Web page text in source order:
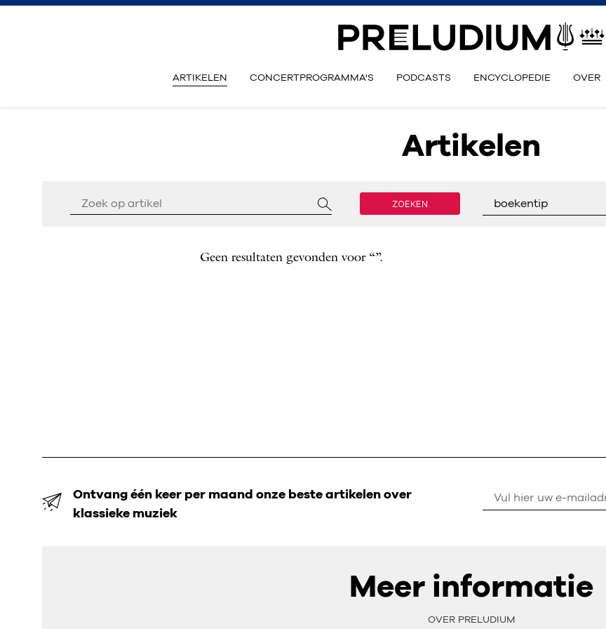
ARTIKELEN CONCERTPROGRAMMA'S PODCASTS ENCYCLOPEDIE OVER
Artikelen
ZOEKEN boekentip
Geen resultaten gevonden voor “”.
Ontvang één keer per maand onze beste artikelen over
klassieke muziek
Meer informatie
OVER PRELUDIUM